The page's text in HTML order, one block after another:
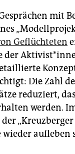
mit
Geflüchteten
der
Die Zahl
reduziert,
werden.
wieder aufleben